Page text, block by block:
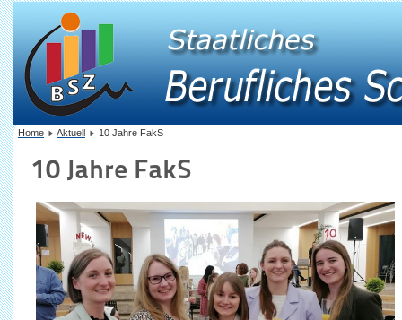
Home Aktuell 10 Jahre FakS
10 Jahre FakS